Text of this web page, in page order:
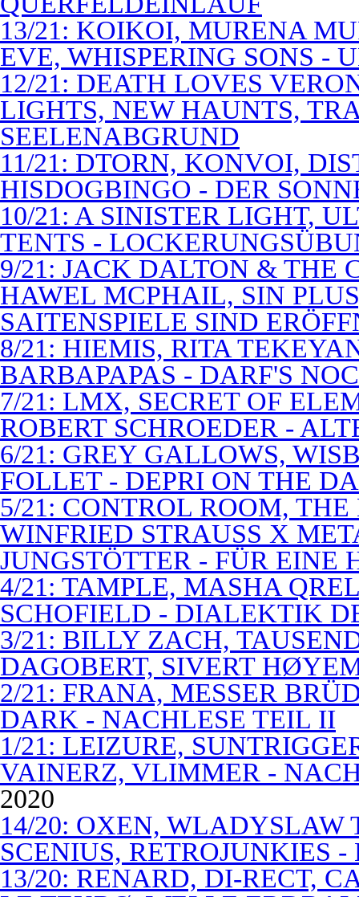
13/21: KOIKOI, MURENA
EVE, WHISPERING SONS -
12/21: DEATH LOVES
LIGHTS, NEW HAUNTS,
SEELENABGRUND
11/21: DTORN, KONVOI,
HISDOGBINGO - DER
10/21: A SINISTER LIGHT,
TENTS -
9/21: JACK DALTON & THE
HAWEL MCPHAIL, SIN
SAITENSPIELE SIND
8/21: HIEMIS, RITA
BARBAPAPAS - DARF'S
7/21: LMX, SECRET OF
ROBERT SCHROEDER -
6/21: GREY GALLOWS,
FOLLET - DEPRI ON THE
5/21: CONTROL ROOM,
WINFRIED STRAUSS X
JUNGSTÖTTER - FÜR EINE
4/21: TAMPLE, MASHA
SCHOFIELD - DIALEKTIK
3/21: BILLY ZACH,
DAGOBERT, SIVERT
2/21: FRANA, MESSER
DARK - NACHLESE TEIL II
1/21: LEIZURE,
VAINERZ, VLIMMER -
2020
14/20: OXEN, WLADYSLAW
SCENIUS, RETROJUNKIES
13/20: RENARD, DI-RECT,